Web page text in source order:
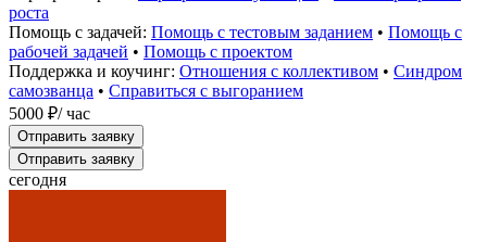
роста
Помощь с задачей: Помощь с тестовым заданием • Помощь с
рабочей задачей • Помощь с проектом
Поддержка и коучинг: Отношения с коллективом • Синдром
самозванца • Справиться с выгоранием
5000 ₽/ час
Отправить заявку
Отправить заявку
сегодня